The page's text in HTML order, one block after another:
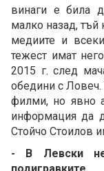
винаги е била
малко назад, тъй
медиите и
тежест имат
2015 г. след
обедини с Ловеч.
филми, но явно
информация да
Стойчо Стоилов
- В Левски не